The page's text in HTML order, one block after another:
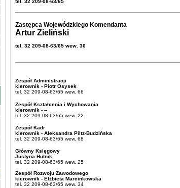
tel. 32 209-08-63/65
Zastępca Wojewódzkiego Komendanta
Artur Zieliński
tel. 32 209-08-63/65 wew. 36
Zespół Administracji
kierownik - Piotr Osysek
tel. 32 209-08-63/65 wew. 66
Zespół Kształcenia i Wychowania
kierownik - --
tel. 32 209-08-63/65 wew. 22
Zespół Kadr
kierownik - Aleksandra Piltz-Budzińska
tel. 32 209-08-63/65 wew. 68
Główny Księgowy
Justyna Hutnik
tel. 32 209-08-63/65 wew. 25
Zespół Rozwoju Zawodowego
kierownik - Elżbieta Marcinkowska
tel. 32 209-08-63/65 wew. 34